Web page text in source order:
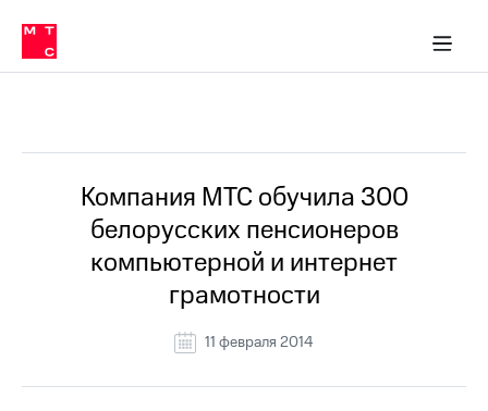
Медиа-центр
и акционерам
Устойчивое развитие
Комплаенс и деловая этика
компании
Карьера
История
компании
Руководство
информация
в МТС
Пресс-
релизы
МТС
о технологиях
Компания МТС обучила 300
белорусских пенсионеров
компьютерной и интернет
грамотности
11 февраля 2014